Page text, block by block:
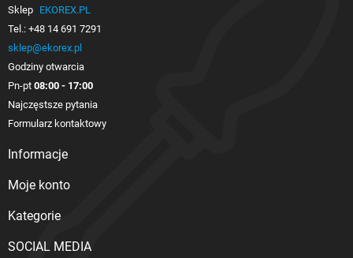
Sklep EKOREX.PL
Tel.: +48 14 691 7291
sklep@ekorex.pl
Godziny otwarcia
Pn-pt 08:00 - 17:00
Najczęstsze pytania
Formularz kontaktowy
Informacje
Moje konto
Kategorie
SOCIAL MEDIA